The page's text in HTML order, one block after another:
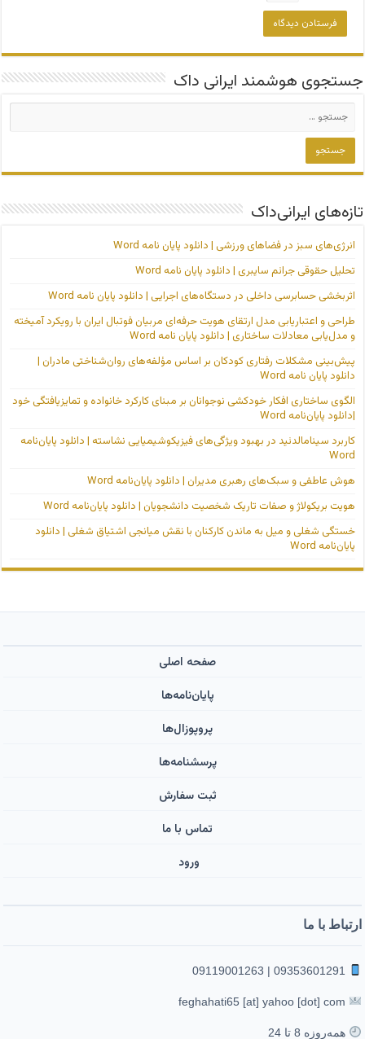
جستجوی هوشمند ایرانی داک
تازه‌های ایرانی‌داک
انرژی‌های سبز در فضاهای ورزشی | دانلود پایان نامه Word
تحلیل حقوقی جرائم سایبری | دانلود پایان نامه Word
اثربخشی حسابرسی داخلی در دستگاه‌های اجرایی | دانلود پایان نامه Word
طراحی و اعتباریابی مدل ارتقای هویت حرفه‌ای مربیان فوتبال ایران با رویکرد آمیخته
و مدل‌یابی معادلات ساختاری | دانلود پایان نامه Word
پیش‌بینی مشکلات رفتاری کودکان بر اساس مؤلفه‌های روان‌شناختی مادران |
دانلود پایان نامه Word
الگوی ساختاری افکار خودکشی نوجوانان بر مبنای کارکرد خانواده و تمایزیافتگی خود
|دانلود پایان‌نامه Word
کاربرد سینامالدئید در بهبود ویژگی‌های فیزیکوشیمیایی نشاسته | دانلود پایان‌نامه
Word
هوش عاطفی و سبک‌های رهبری مدیران | دانلود پایان‌نامه Word
هویت بریکولاژ و صفات تاریک شخصیت دانشجویان | دانلود پایان‌نامه Word
خستگی شغلی و میل به ماندن کارکنان با نقش میانجی اشتیاق شغلی | دانلود
پایان‌نامه Word
صفحه اصلی
پایان‌نامه‌ها
پروپوزال‌ها
پرسشنامه‌ها
ثبت سفارش
تماس با ما
ورود ‌
ارتباط با ما
همه‌روزه 8 تا 24